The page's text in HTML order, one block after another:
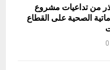
من تداعيات مشروع
الصحية على القطاع
0